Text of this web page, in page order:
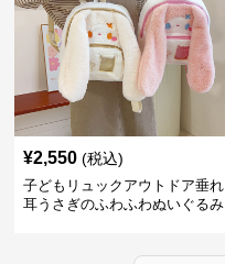
¥2,550 (税込)
子どもリュックアウトドア垂れ
耳うさぎのふわふわぬいぐるみ